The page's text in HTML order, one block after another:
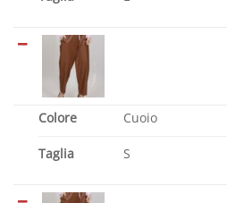
Colore Cuoio
Taglia S